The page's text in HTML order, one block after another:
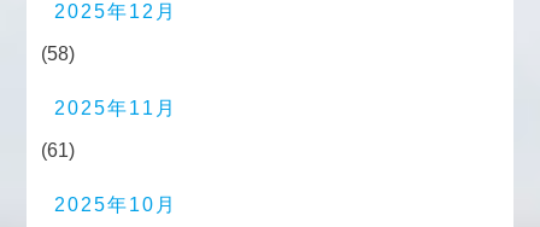
2025年12月
(58)
2025年11月
(61)
2025年10月